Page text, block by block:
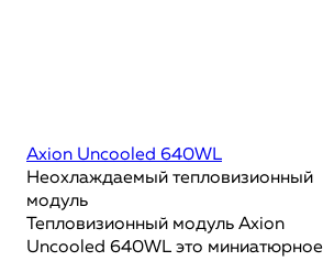
Axion Uncooled 640WL
Неохлаждаемый тепловизионный
модуль
Тепловизионный модуль Axion
Uncooled 640WL это миниатюрное